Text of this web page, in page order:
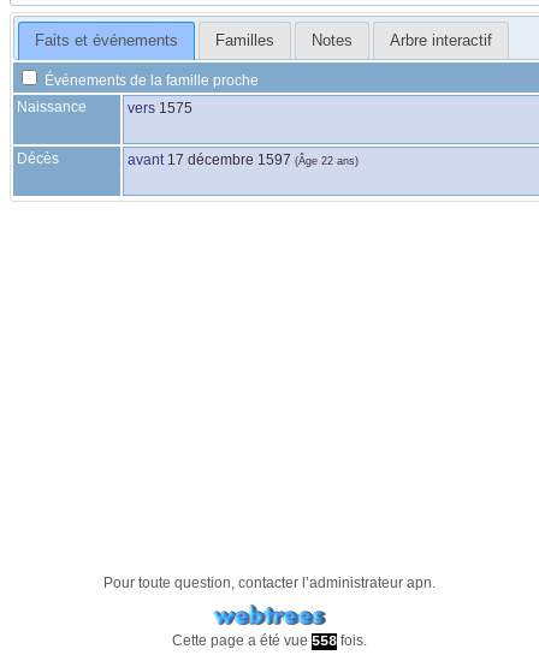
Faits et événements Familles Notes Arbre interactif
Événements de la famille proche
Naissance
vers 1575
Décès avant 17 décembre 1597 (Âge 22 ans)
Pour toute question, contacter l’administrateur apn.
Cette page a été vue 558 fois.